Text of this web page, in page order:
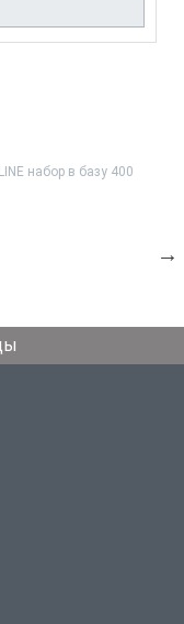
набор в базу 400